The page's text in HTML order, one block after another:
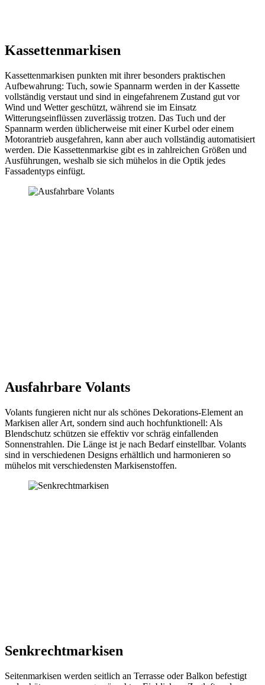
Kassettenmarkisen
Kassettenmarkisen punkten mit ihrer besonders praktischen
Aufbewahrung: Tuch, sowie Spannarm werden in der Kassette
vollständig verstaut und sind in eingefahrenem Zustand gut vor
Wind und Wetter geschützt, während sie im Einsatz
Witterungseinflüssen zuverlässig trotzen. Das Tuch und der
Spannarm werden üblicherweise mit einer Kurbel oder einem
Motorantrieb ausgefahren, kann aber auch vollständig automatisiert
werden. Die Kassettenmarkise gibt es in zahlreichen Größen und
Ausführungen, weshalb sie sich mühelos in die Optik jedes
Fassadentyps einfügt.
Ausfahrbare Volants
Volants fungieren nicht nur als schönes Dekorations-Element an
Markisen aller Art, sondern sind auch hochfunktionell: Als
Blendschutz schützen sie effektiv vor schräg einfallenden
Sonnenstrahlen. Die Länge ist je nach Bedarf einstellbar. Volants
sind in verschiedenen Designs erhältlich und harmonieren so
mühelos mit verschiedensten Markisenstoffen.
Senkrechtmarkisen
Seitenmarkisen werden seitlich an Terrasse oder Balkon befestigt